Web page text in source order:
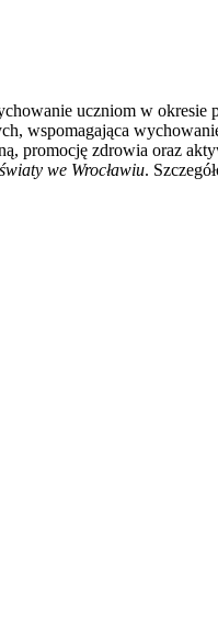
uczniom w
wspomagająca
promocję zdrowia oraz
we Wrocławiu.